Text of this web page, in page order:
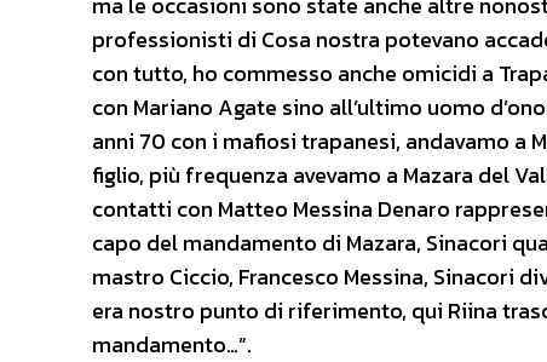
professionisti di Cosa nostra potevano
con tutto, ho commesso anche omicidi a
con Mariano Agate sino all’ultimo uomo
anni 70 con i mafiosi trapanesi, andavamo a
figlio, più frequenza avevamo a Mazara del
contatti con Matteo Messina Denaro
capo del mandamento di Mazara, Sinacori
mastro Ciccio, Francesco Messina, Sinacori
era nostro punto di riferimento, qui Riina
mandamento…”.